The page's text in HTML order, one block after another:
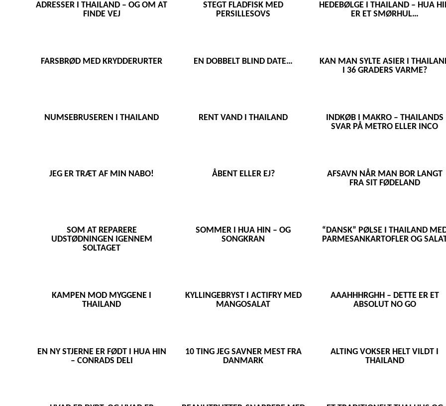
ADRESSER I THAILAND – OG OM AT
FINDE VEJ
STEGT FLADFISK MED
PERSILLESOVS
HEDEBØLGE I THAILAND – HUA
ER ET SMØRHUL…
FARSBRØD MED KRYDDERURTER EN DOBBELT BLIND DATE…
KAN MAN SYLTE ASIER I
I 36 GRADERS VARME?
NUMSEBRUSEREN I THAILAND RENT VAND I THAILAND
INDKØB I MAKRO – THAILANDS
SVAR PÅ METRO ELLER INCO
JEG ER TRÆT AF MIN NABO! ÅBENT ELLER EJ?
AFSAVN NÅR MAN BOR LANGT
FRA SIT FØDELAND
SOM AT REPARERE
UDSTØDNINGEN IGENNEM
SOLTAGET
SOMMER I HUA HIN – OG
SONGKRAN
“DANSK” PØLSE I THAILAND
PARMESANKARTOFLER OG
KAMPEN MOD MYGGENE I
THAILAND
KYLLINGEBRYST I ACTIFRY MED
MANGOSALAT
AAAHHHRGHH – DETTE ER ET
ABSOLUT NO GO
EN NY STJERNE ER FØDT I HUA HIN
– CONRADS DELI
10 TING JEG SAVNER MEST FRA
DANMARK
ALTING VOKSER HELT VILDT I
THAILAND